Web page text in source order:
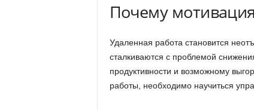
Почему
Удаленная работа становится
сталкиваются с проблемой
продуктивности и возможному
работы, необходимо научиться